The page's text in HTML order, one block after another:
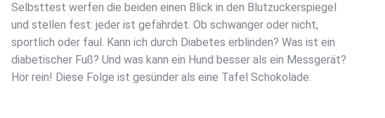
Selbsttest werfen die beiden einen Blick in den Blutzuckerspiegel
und stellen fest: jeder ist gefährdet. Ob schwanger oder nicht,
sportlich oder faul. Kann ich durch Diabetes erblinden? Was ist ein
diabetischer Fuß? Und was kann ein Hund besser als ein Messgerät?
Hör rein! Diese Folge ist gesünder als eine Tafel Schokolade.